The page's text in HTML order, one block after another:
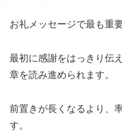
お礼メッセージで最も重
最初に感謝をはっきり伝
章を読み進められます。
前置きが長くなるより、
す。